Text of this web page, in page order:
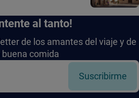
al tanto!
de los amantes del viaje y de
buena comida
Suscribirme